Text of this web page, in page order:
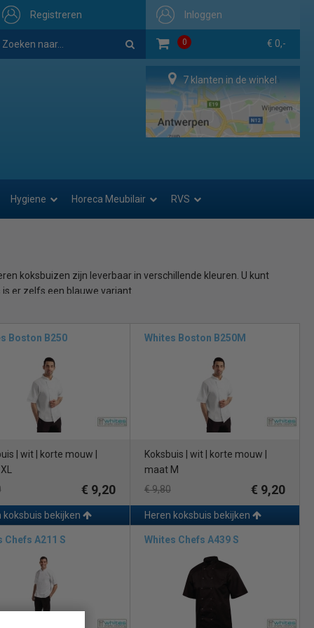
Inloggen
0 € 0,-
Registreren
7 klanten in de winkel
Hygiene Horeca Meubilair RVS
koksbuizen zijn leverbaar in verschillende kleuren. U kunt
er zelfs een blauwe variant.
duurzaam en kunnen zowel op de hand als in de machine
door chefs en ander keukenpersoneel in de horeca. De buis is
van mannen van alle maten en vormen.
meest verkochte kleur is wit. Dit komt omdat het een klassieke
zijn met korte of lange mouwen, afhankelijk van de voorkeur
van de sluiting is afhankelijk van de individuele voorkeur en de
maken en worden vaak gebruikt voor koksbuizen die snel
omdat ze niet per ongeluk loskomen, terwijlbolknopen
moet ook comfortabel zijn om te dragen, met voldoende
horeca keuken. Het is verkrijgbaar in verschillende maten,
drukknopen, ritsen of bolknopen en kan korte of lange
Boston B250
| wit | korte mouw |
€ 9,20
koksbuis bekijken
Whites Boston B250M
Koksbuis | wit | korte mouw |
maat M
€ 9,80
€ 9,20
Heren koksbuis bekijken
Chefs A211 S Whites Chefs A439 S